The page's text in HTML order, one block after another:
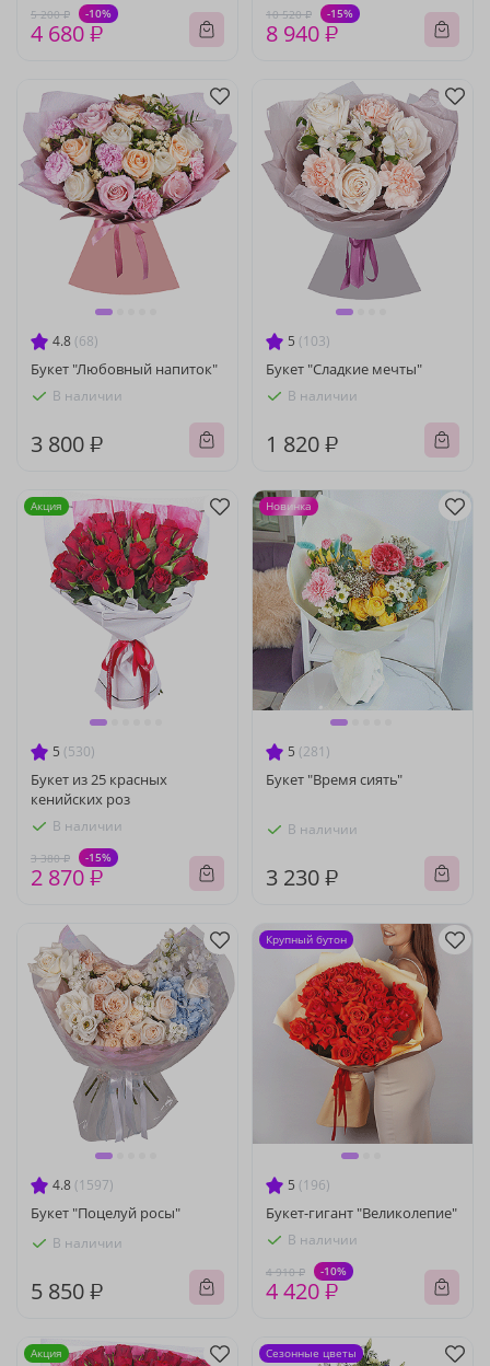
5 200 ₽ -10%
4 680 ₽
10 520 ₽ -15%
8 940 ₽
4.8 (68)
Букет "Любовный напиток"
В наличии
3 800 ₽
5 (103)
Букет "Сладкие мечты"
В наличии
1 820 ₽
5 (530)
Букет из 25 красных
кенийских роз
В наличии
3 380 ₽ -15%
2 870 ₽
Акция
5 (281)
Букет "Время сиять"
В наличии
3 230 ₽
Новинка
4.8 (1597)
Букет "Поцелуй росы"
В наличии
5 850 ₽
5 (196)
Букет-гигант "Великолепие"
В наличии
4 910 ₽ -10%
4 420 ₽
Крупный бутон
Акция Сезонные цветы